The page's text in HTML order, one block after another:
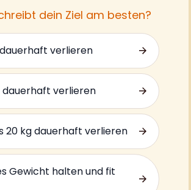
dein Ziel am besten?
verlieren
dauerhaft verlieren
20 kg dauerhaft verlieren
Gewicht halten und fit